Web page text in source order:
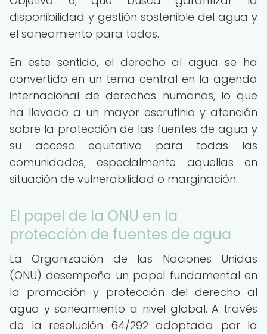
disponibilidad y gestión sostenible del agua y
el saneamiento para todos.
En este sentido, el derecho al agua se ha
convertido en un tema central en la agenda
internacional de derechos humanos, lo que
ha llevado a un mayor escrutinio y atención
sobre la protección de las fuentes de agua y
su acceso equitativo para todas las
comunidades, especialmente aquellas en
situación de vulnerabilidad o marginación.
El papel de la ONU en la
protección de fuentes de agua
La Organización de las Naciones Unidas
(ONU) desempeña un papel fundamental en
la promoción y protección del derecho al
agua y saneamiento a nivel global. A través
de la resolución 64/292 adoptada por la